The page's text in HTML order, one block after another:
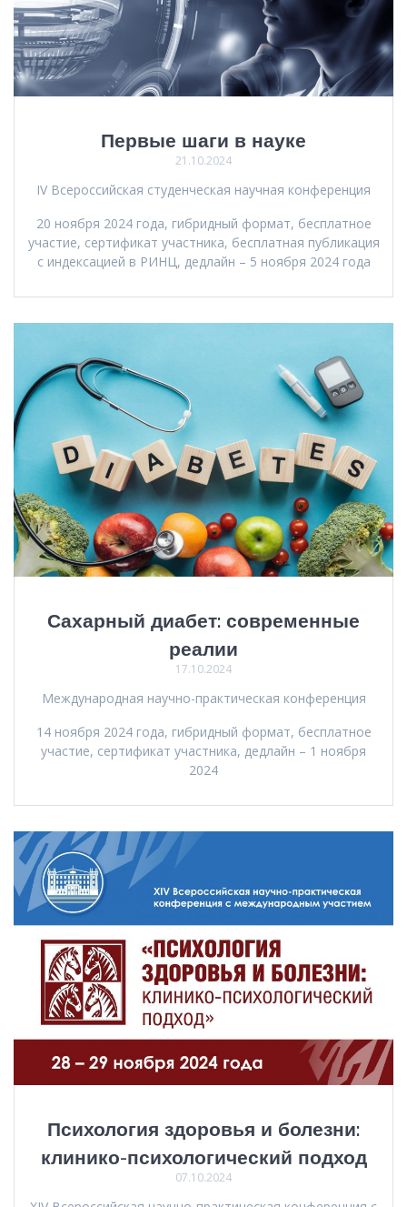
Первые шаги в науке
21.10.2024
IV Всероссийская студенческая научная конференция
20 ноября 2024 года, гибридный формат, бесплатное
участие, сертификат участника, бесплатная публикация
с индексацией в РИНЦ, дедлайн – 5 ноября 2024 года
Сахарный диабет: современные
реалии
17.10.2024
Международная научно-практическая конференция
14 ноября 2024 года, гибридный формат, бесплатное
участие, сертификат участника, дедлайн – 1 ноября
2024
Психология здоровья и болезни:
клинико-психологический подход
07.10.2024